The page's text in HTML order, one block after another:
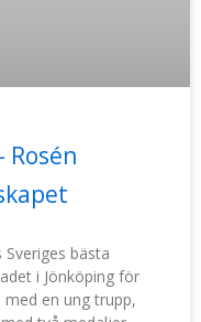
Rosén
bästa
i Jönköping för
med en ung trupp,